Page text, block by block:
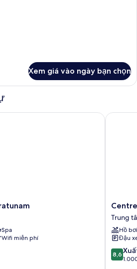
Xem giá vào ngày bạn chọn
Spa
Wifi miễn phí
Centre
Point
Plus
Hotel
Trung
tâm
Trung
Hồ bơi
Đậu
8.6
trên
8,6
Centre